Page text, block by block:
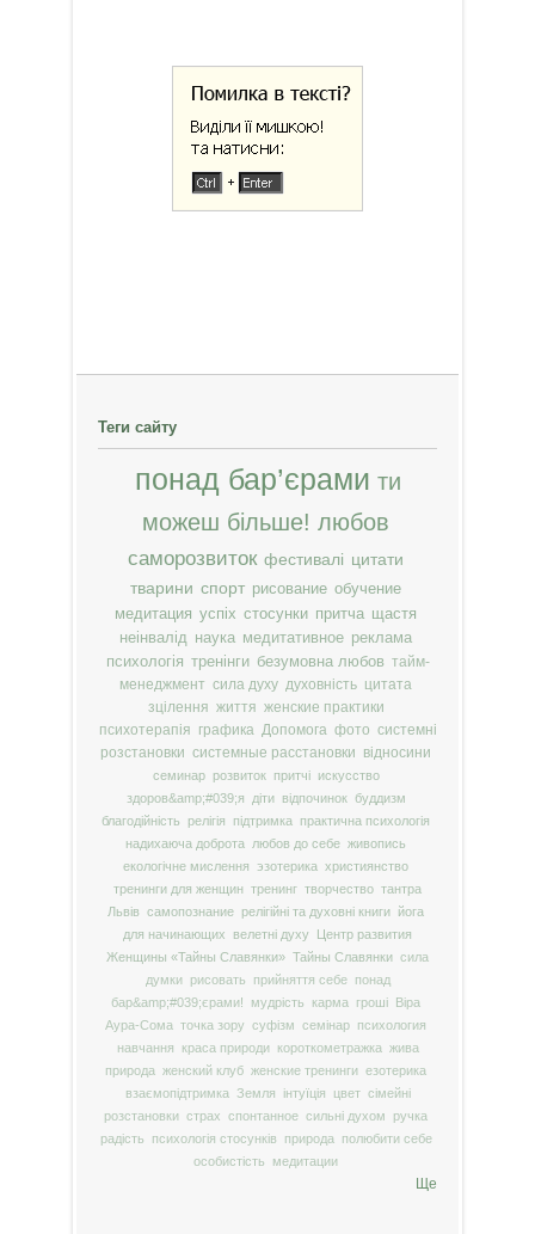
Теги сайту
понад бар’єрами ти
можеш більше! любов
саморозвиток фестивалі цитати
тварини спорт рисование обучение
медитация успіх стосунки притча щастя
неінвалід наука медитативное реклама
психологія тренінги безумовна любов тайм-
менеджмент сила духу духовність цитата
зцілення життя женские практики
психотерапія графика Допомога фото системні
розстановки системные расстановки відносини
семинар розвиток притчі
искусство
здоров&amp;#039;я діти відпочинок буддизм
благодійність
релігія підтримка практична психологія
надихаюча доброта любов до себе живопись
екологічне мислення эзотерика християнство
тренинги для женщин тренинг творчество тантра
Львів самопознание релігійні та духовні книги йога
для начинающих
велетні духу
Центр развития
Женщины «Тайны Славянки» Тайны Славянки сила
думки
рисовать прийняття себе
понад
бар&amp;#039;єрами!
мудрість карма гроші
Віра
Аура-Сома точка зору суфізм семінар психология
навчання
краса природи короткометражка жива
природа женский клуб женские тренинги езотерика
взаємопідтримка Земля інтуїція цвет сімейні
розстановки страх спонтанное сильні духом
ручка
радість
психологія стосунків природа
полюбити себе
особистість
медитации
Ще